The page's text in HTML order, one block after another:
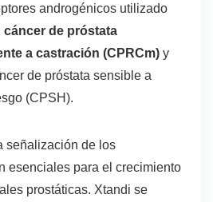
androgénicos utilizado
cáncer de próstata
a castración (CPRCm)y
de próstata sensible a
(CPSH).
señalización de los
esenciales para el crecimiento
prostáticas. Xtandi se